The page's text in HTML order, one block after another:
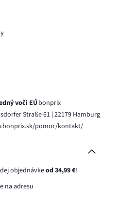
voči EÚbonprix
Straße 61 | 22179 Hamburg
pomoc/kontakt/
objednávkeod 34,99 €!
na adresu